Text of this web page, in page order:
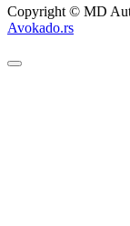
Copyright © MD
Avokado.rs